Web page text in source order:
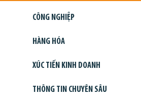
CÔNG NGHIỆP
HÀNG HÓA
XÚC TIẾN KINH DOANH
THÔNG TIN CHUYÊN SÂU